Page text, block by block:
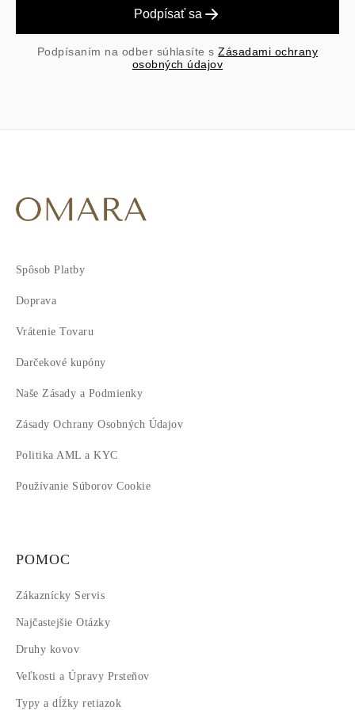
Podpísať sa
Podpísaním na odber súhlasíte sZásadami ochrany
osobných údajov
Spôsob Platby
Doprava
Vrátenie Tovaru
Darčekové kupóny
Naše Zásady a Podmienky
Zásady Ochrany Osobných Údajov
Politika AML a KYC
Používanie Súborov Cookie
POMOC
Zákaznícky Servis
Najčastejšie Otázky
Druhy kovov
Veľkosti a Úpravy Prsteňov
Typy a dĺžky retiazok